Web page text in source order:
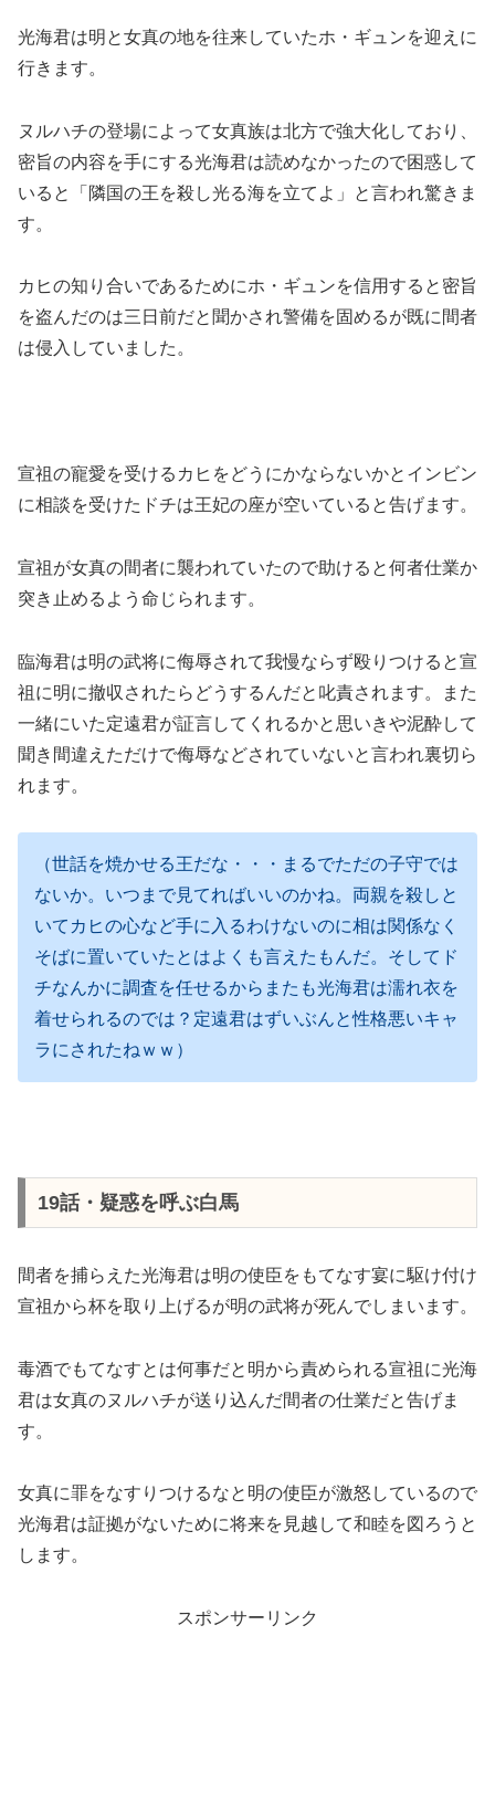
光海君は明と女真の地を往来していたホ・ギュンを迎えに
行きます。
ヌルハチの登場によって女真族は北方で強大化しており、
密旨の内容を手にする光海君は読めなかったので困惑して
いると「隣国の王を殺し光る海を立てよ」と言われ驚きま
す。
カヒの知り合いであるためにホ・ギュンを信用すると密旨
を盗んだのは三日前だと聞かされ警備を固めるが既に間者
は侵入していました。
宣祖の寵愛を受けるカヒをどうにかならないかとインビン
に相談を受けたドチは王妃の座が空いていると告げます。
宣祖が女真の間者に襲われていたので助けると何者仕業か
突き止めるよう命じられます。
臨海君は明の武将に侮辱されて我慢ならず殴りつけると宣
祖に明に撤収されたらどうするんだと叱責されます。また
一緒にいた定遠君が証言してくれるかと思いきや泥酔して
聞き間違えただけで侮辱などされていないと言われ裏切ら
れます。
（世話を焼かせる王だな・・・まるでただの子守では
ないか。いつまで見てればいいのかね。両親を殺しと
いてカヒの心など手に入るわけないのに相は関係なく
そばに置いていたとはよくも言えたもんだ。そしてド
チなんかに調査を任せるからまたも光海君は濡れ衣を
着せられるのでは？定遠君はずいぶんと性格悪いキャ
ラにされたねｗｗ）
19話・疑惑を呼ぶ白馬
間者を捕らえた光海君は明の使臣をもてなす宴に駆け付け
宣祖から杯を取り上げるが明の武将が死んでしまいます。
毒酒でもてなすとは何事だと明から責められる宣祖に光海
君は女真のヌルハチが送り込んだ間者の仕業だと告げま
す。
女真に罪をなすりつけるなと明の使臣が激怒しているので
光海君は証拠がないために将来を見越して和睦を図ろうと
します。
スポンサーリンク